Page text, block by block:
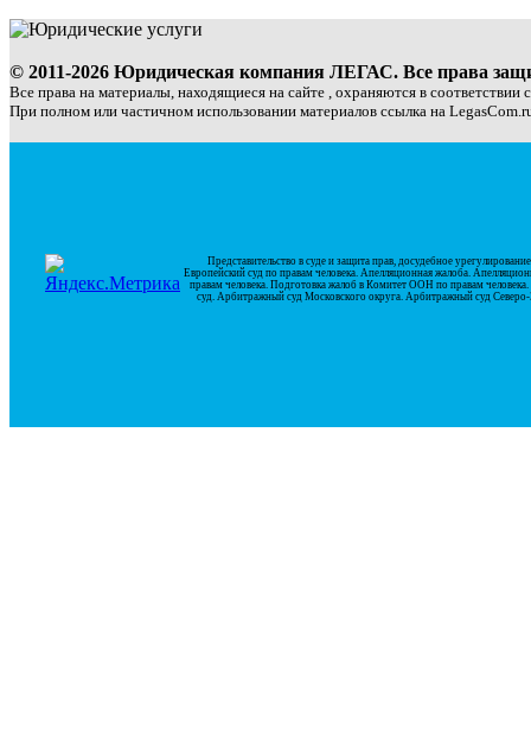
© 2011-2026 Юридическая компания ЛЕГАС. Все права
Все права на материалы, находящиеся на сайте , охраняются в соответствии
При полном или частичном использовании материалов ссылка на
Представительство в суде и защита прав, досудебное
Европейский суд по правам человека. Апелляционная жалоба.
правам человека. Подготовка жалоб в Комитет ООН по правам
суд. Арбитражный суд Московского округа. Арбитражный суд